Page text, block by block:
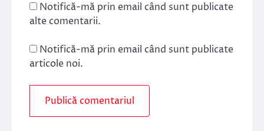
Notifică-mă prin email când sunt publicate
alte comentarii.
Notifică-mă prin email când sunt publicate
articole noi.